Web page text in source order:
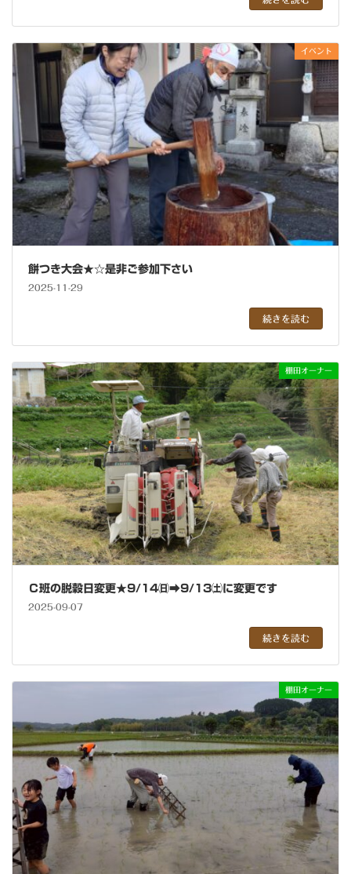
イベント
餅つき大会★☆是非ご参加下さい
2025-11-29
続きを読む
棚田オーナー
Ｃ班の脱穀日変更★9/14㈰➡9/13㈯に変更です
2025-09-07
続きを読む
棚田オーナー